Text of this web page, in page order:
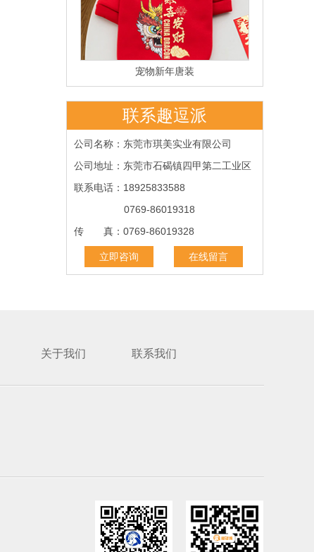
宠物新年唐装
联系趣逗派
公司名称：东莞市琪美实业有限公司
公司地址：东莞市石碣镇四甲第二工业区
联系电话：18925833588
0769-86019318
传 真 ： 0769-86019328
立即咨询 在线留言
关于我们 联系我们